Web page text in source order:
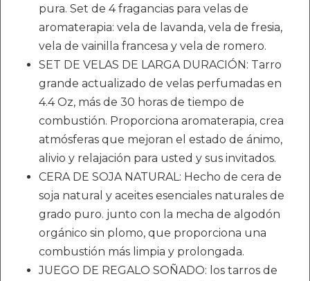
pura. Set de 4 fragancias para velas de
aromaterapia: vela de lavanda, vela de fresia,
vela de vainilla francesa y vela de romero.
SET DE VELAS DE LARGA DURACIÓN: Tarro
grande actualizado de velas perfumadas en
4.4 Oz, más de 30 horas de tiempo de
combustión. Proporciona aromaterapia, crea
atmósferas que mejoran el estado de ánimo,
alivio y relajación para usted y sus invitados.
CERA DE SOJA NATURAL: Hecho de cera de
soja natural y aceites esenciales naturales de
grado puro. junto con la mecha de algodón
orgánico sin plomo, que proporciona una
combustión más limpia y prolongada.
JUEGO DE REGALO SOÑADO: los tarros de